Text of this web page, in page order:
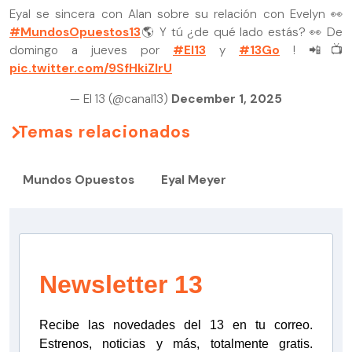
Eyal se sincera con Alan sobre su relación con Evelyn 👀
#MundosOpuestos13🌎 Y tú ¿de qué lado estás? 👀 De
domingo a jueves por #El13 y #13Go ! 📲📺
pic.twitter.com/9SfHkiZIrU
— El 13 (@canal13) December 1, 2025
Temas relacionados
Mundos Opuestos Eyal Meyer
Newsletter 13
Recibe las novedades del 13 en tu correo.
Estrenos, noticias y más, totalmente gratis.